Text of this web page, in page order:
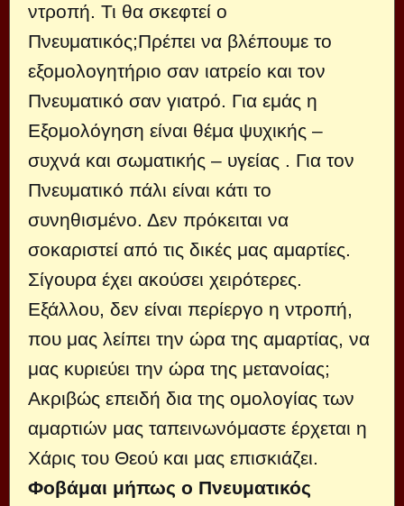
ντροπή. Τι θα σκεφτεί ο
Πνευματικός;Πρέπει να βλέπουμε το
εξομολογητήριο σαν ιατρείο και τον
Πνευματικό σαν γιατρό. Για εμάς η
Εξομολόγηση είναι θέμα ψυχικής –
συχνά και σωματικής – υγείας . Για τον
Πνευματικό πάλι είναι κάτι το
συνηθισμένο. Δεν πρόκειται να
σοκαριστεί από τις δικές μας αμαρτίες.
Σίγουρα έχει ακούσει χειρότερες.
Εξάλλου, δεν είναι περίεργο η ντροπή,
που μας λείπει την ώρα της αμαρτίας, να
μας κυριεύει την ώρα της μετανοίας;
Ακριβώς επειδή δια της ομολογίας των
αμαρτιών μας ταπεινωνόμαστε έρχεται η
Χάρις του Θεού και μας επισκιάζει.
Φοβάμαι μήπως ο Πνευματικός